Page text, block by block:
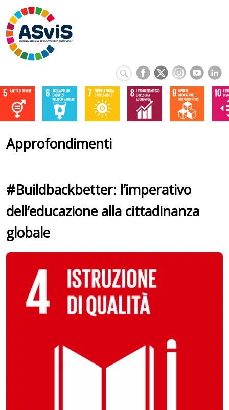
Approfondimenti
#Buildbackbetter: l’imperativo
dell’educazione alla cittadinanza
globale